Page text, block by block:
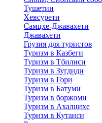
Тушетии
Хевсурети
Самцхе-Джавахети
Джавахети
Грузия для туристов
Туризм в Казбеги
Туризм в Тбилиси
Туризм в Зугдиди
Туризм в Гори
Туризм в Батуми
Туризм в боржоми
Туризм в Ахалцихе
Туризм в Кутаиси